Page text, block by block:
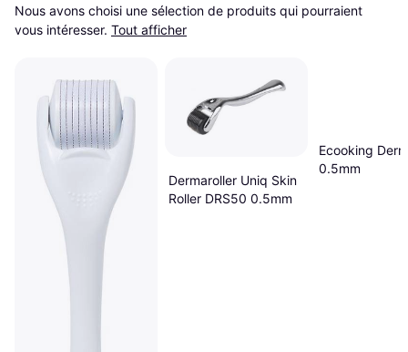
Nous avons choisi une sélection de produits qui pourraient
vous intéresser. Tout afficher
Dermaroller Uniq Skin
Roller DRS50 0.5mm
Ecooking
0.5mm